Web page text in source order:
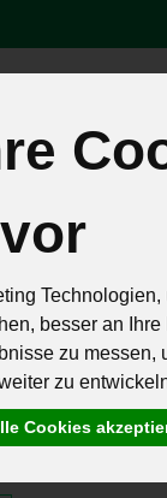
besser an
zu messen,
zu
Cookies
& Geschenke